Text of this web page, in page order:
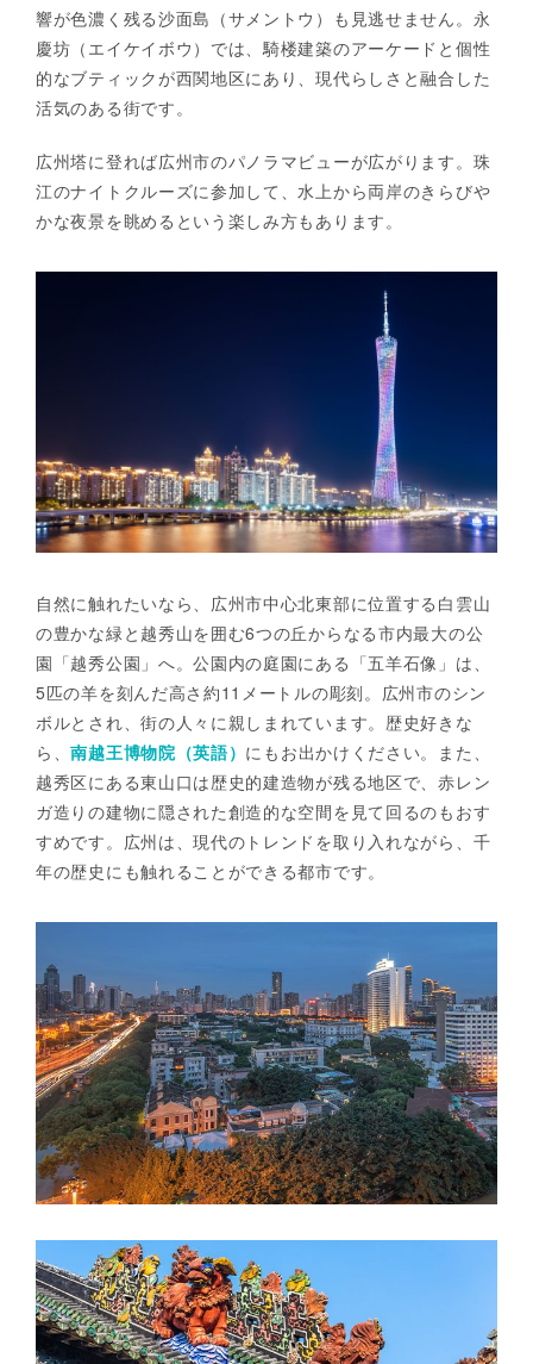
響が色濃く残る沙面島（サメントウ）も見逃せません。永
慶坊（エイケイボウ）では、騎楼建築のアーケードと個性
的なブティックが西関地区にあり、現代らしさと融合した
活気のある街です。
広州塔に登れば広州市のパノラマビューが広がります。珠
江のナイトクルーズに参加して、水上から両岸のきらびや
かな夜景を眺めるという楽しみ方もあります。
自然に触れたいなら、広州市中心北東部に位置する白雲山
の豊かな緑と越秀山を囲む6つの丘からなる市内最大の公
園「越秀公園」へ。公園内の庭園にある「五羊石像」は、
5匹の羊を刻んだ高さ約11メートルの彫刻。広州市のシン
ボルとされ、街の人々に親しまれています。歴史好きな
ら、南越王博物院（英語） にもお出かけください。また、
越秀区にある東山口は歴史的建造物が残る地区で、赤レン
ガ造りの建物に隠された創造的な空間を見て回るのもおす
すめです。広州は、現代のトレンドを取り入れながら、千
年の歴史にも触れることができる都市です。